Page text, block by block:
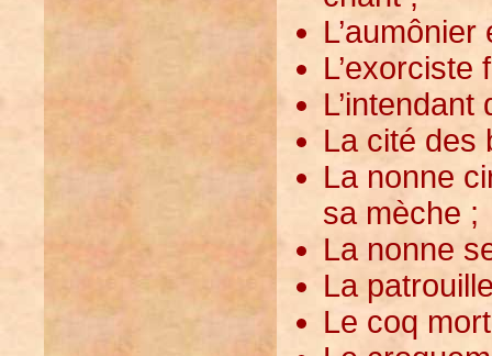
L’exorciste
La cité des
La nonne
sa mèche ;
La nonne
La
Le coq